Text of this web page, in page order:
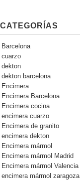
CATEGORÍAS
Barcelona
cuarzo
dekton
dekton barcelona
Encimera
Encimera Barcelona
Encimera cocina
encimera cuarzo
Encimera de granito
encimera dekton
Encimera mármol
Encimera mármol Madrid
Encimera mármol Valencia
encimera mármol zaragoza